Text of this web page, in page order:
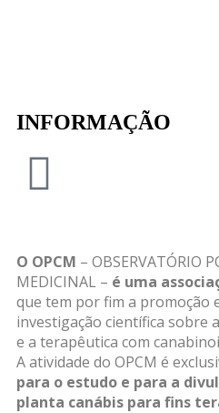
INFORMAÇÃO
O OPCM – OBSERVATÓRIO
MEDICINAL – é uma
que tem por fim a promoção
investigação científica sobre
e a terapêutica com
A atividade do OPCM é
para o estudo e para a
planta canábis para fins